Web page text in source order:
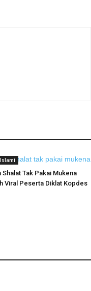
Shalat Tak Pakai Mukena
Viral Peserta Diklat Kopdes